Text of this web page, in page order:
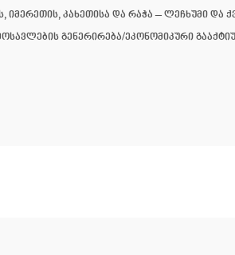
იმერეთის, კახეთისა და რაჭა – ლეჩხუმი
გენერირება/ეკონომიკური